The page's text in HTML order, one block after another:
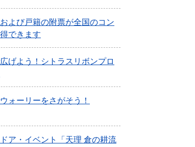
よび戸籍の附票が全国のコン
できます
げよう！シトラスリボンプロ
ォーリーをさがそう！
ア・イベント「天理 倉の耕流